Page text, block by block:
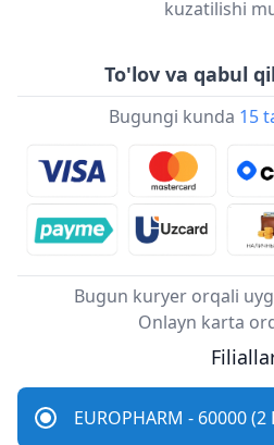
kuzatilishi
To'lov va qabul
Bugungi kunda 15
Bugun kuryer orqali
Onlayn karta
EUROPHARM - 60000